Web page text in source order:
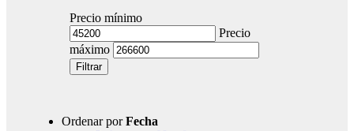
Precio mínimo
Precio
máximo
Filtrar
Ordenar porFecha